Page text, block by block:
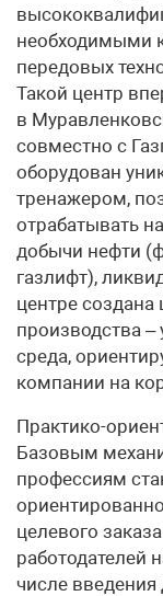
необходимыми
передовых
Такой центр
в
совместно с
оборудован
тренажером,
отрабатывать
добычи нефти
газлифт),
центре
производства –
среда,
компании на
Практико-
Базовым
профессиям
целевого
работодателей
числе